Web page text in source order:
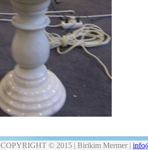
COPYRIGHT © 2015 | Birikim Mermer |